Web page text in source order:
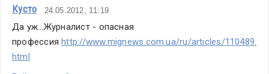
Кусто 24.05.2012, 11:19
Да уж...Журналист - опасная
профессия http://www.mignews.com.ua/ru/articles/110489.
html